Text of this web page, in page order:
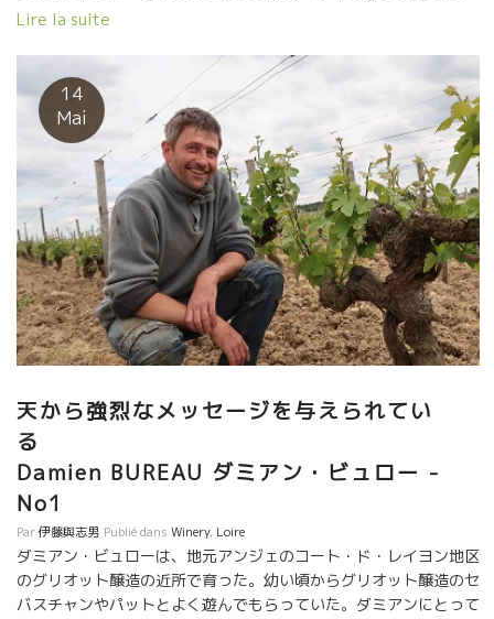
ニフィック、これに自然ワインが飲めるとは最高だ！ まずは爽や
の Domaine de la Borde ドメーヌ・ド・ラ・ボルドのシャルド
ネ。 ウーン、な・なんて優しくて心地よいのだろう。ジュラの美
しい景色とミネラルが私の中で スイングしている。 野菜料
理タップリのメニューも私には嬉しい！フランス田舎巡りで疲れ
た胃が喜んでいる。 オフィスから歩いてすぐのところに、こんな
に素晴らしいところがあったなんて、嬉しい限り。
Lire la suite
14
Mai
天から強烈なメッセージを与えられてい
る
Damien BUREAU ダミアン・ビュロー -
No1
Par伊藤與志男 Publié dans Winery, Loire
ダミアン・ビュローは、地元アンジェのコート・ド・レイヨン地区
のグリオット醸造の近所で育った。幼い頃からグリオット醸造のセ
バスチャンやパットとよく遊んでもらっていた。ダミアンにとって